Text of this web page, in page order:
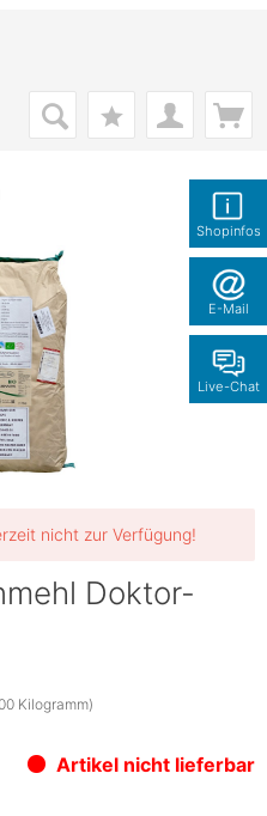
Shopinfos
E-Mail
Live-Chat
nicht zur Verfügung!
Doktor-
Kilogramm)
Artikel nicht lieferbar